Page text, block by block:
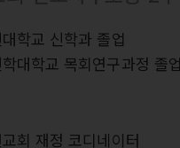
학교 신학과 졸업
대학교 목회연구과정 졸업
회 재정 코디네이터